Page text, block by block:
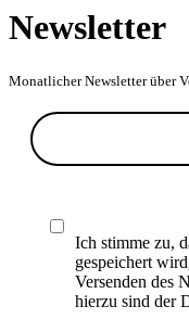
Newsletter
Monatlicher Newsletter über
Ich stimme zu,
gespeichert
Versenden des
hierzu sind der